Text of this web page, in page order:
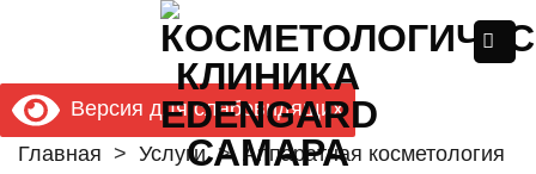
content
Версия для слабовидящих
Главная > Услуги> Аппаратная косметология